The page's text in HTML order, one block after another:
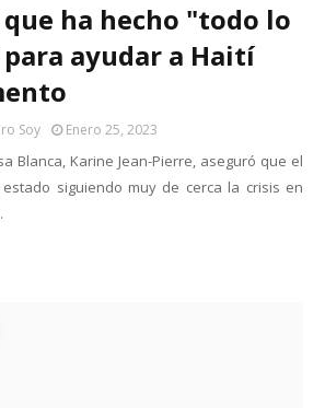
que ha hecho "todo lo
ayudar a Haití
Soy Enero 25, 2023
Blanca, Karine Jean-Pierre, aseguró que el
siguiendo muy de cerca la crisis en